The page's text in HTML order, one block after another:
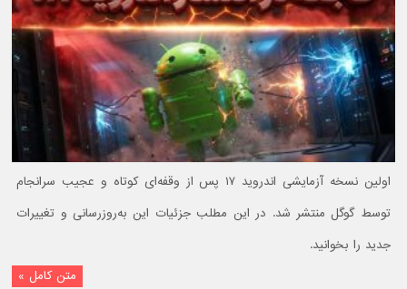
اولین نسخه آزمایشی اندروید ۱۷ پس از وقفه‌ای کوتاه و عجیب سرانجام
توسط گوگل منتشر شد. در این مطلب جزئیات این به‌روزرسانی و تغییرات
جدید را بخوانید.
متن کامل »